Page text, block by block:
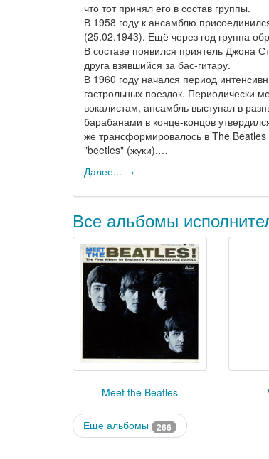
что тот принял его в состав группы.
В 1958 году к ансамблю
(25.02.1943). Ещё через год группа
В составе появился приятель Джона
друга взявшийся за бас-гитару.
В 1960 году начался период
гастрольных поездок. Периодически
вокалистам, ансамбль выступал в
барабанами в конце-концов
же трансформировалось в The
"beetles" (жуки).…
Далее... →
Все альбомы
Meet the Beatles
Еще альбомы 266